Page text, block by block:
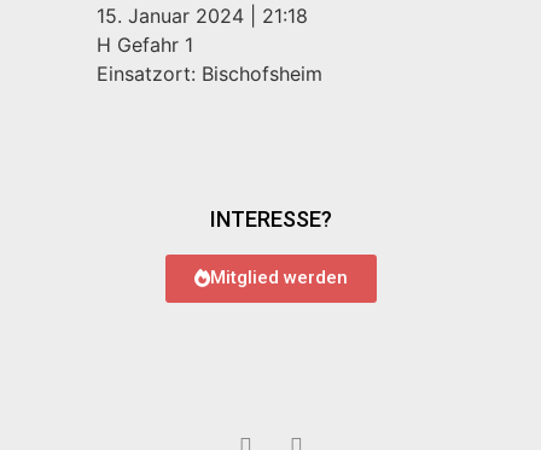
15. Januar 2024
21:18
H Gefahr 1
Einsatzort: Bischofsheim
INTERESSE?
Mitglied werden